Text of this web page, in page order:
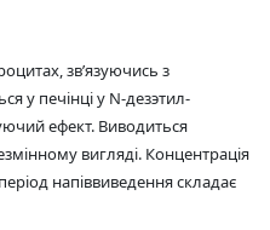
зв’язуючись з
у печінці у N-дезэтил-
ефект. Виводиться
вигляді. Концентрація
напіввиведення складає